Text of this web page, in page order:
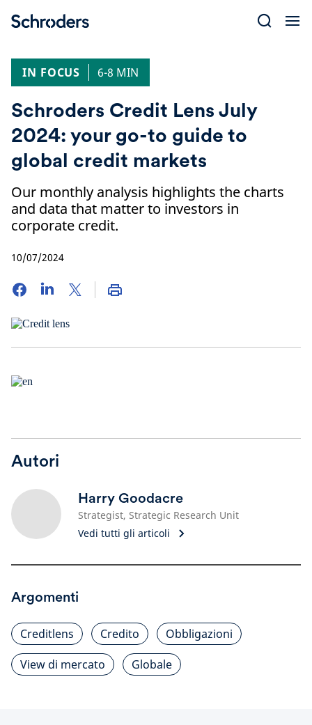
IN FOCUS
6-8 MIN
Schroders Credit Lens July
2024: your go-to guide to
global credit markets
Our monthly analysis highlights the charts
and data that matter to investors in
corporate credit.
10/07/2024
Autori
Harry Goodacre
Strategist, Strategic Research Unit
Vedi tutti gli articoli
Argomenti
Creditlens Credito
Obbligazioni
View di mercato
Globale